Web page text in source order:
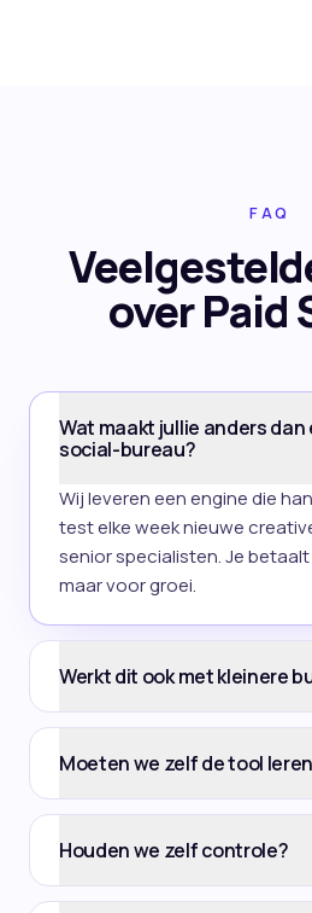
FAQ
overPaid
Wat maakt jullie anders dan
social-bureau?
Wij leveren een engine die
test elke week nieuwe
senior specialisten. Je
maar voor groei.
Werkt dit ook met kleinere
Moeten we zelf de tool
Houden we zelf controle?